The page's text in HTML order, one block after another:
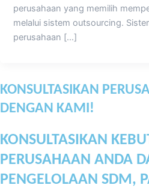
perusahaan yang memilih
melalui sistem outsourcing.
perusahaan […]
KONSULTASIKAN
DENGAN KAMI!
KONSULTASIKAN
PERUSAHAAN ANDA
PENGELOLAAN SDM,